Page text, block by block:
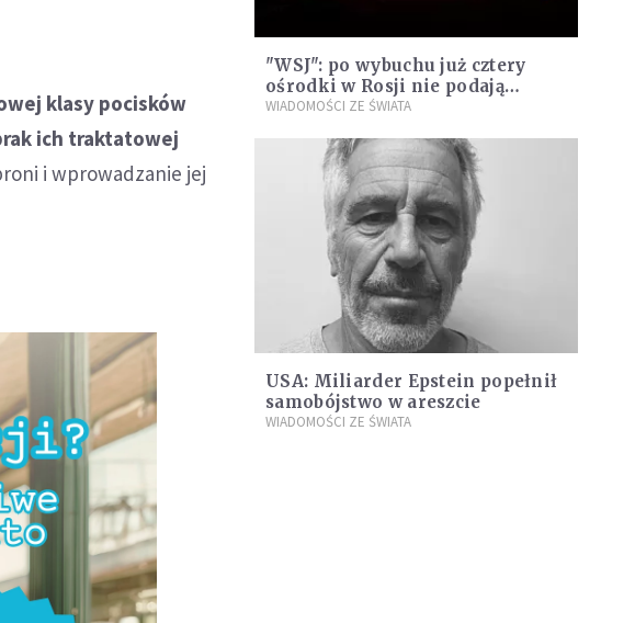
klasy pocisków
ich traktatowej
i wprowadzanie jej
"WSJ": po wybuchu już cztery
ośrodki w Rosji nie podają
danych o promieniowaniu
WIADOMOŚCI ZE ŚWIATA
USA: Miliarder Epstein popełnił
samobójstwo w areszcie
WIADOMOŚCI ZE ŚWIATA